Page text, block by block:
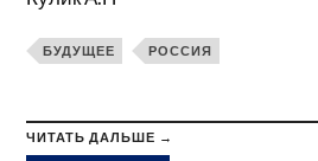
БУДУЩЕЕ РОССИЯ
ЧИТАТЬ ДАЛЬШЕ →